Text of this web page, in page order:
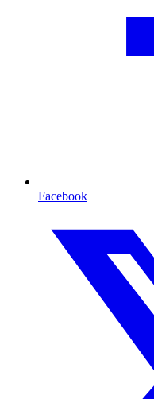
Facebook